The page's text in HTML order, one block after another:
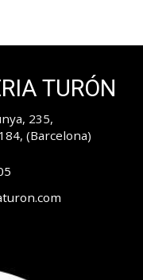
TURÓN
235,
, (Barcelona)